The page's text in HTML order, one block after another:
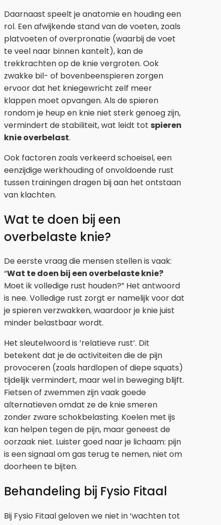
Daarnaast speelt je anatomie en houding een
rol. Een afwijkende stand van de voeten, zoals
platvoeten of overpronatie (waarbij de voet
te veel naar binnen kantelt), kan de
trekkrachten op de knie vergroten. Ook
zwakke bil- of bovenbeenspieren zorgen
ervoor dat het kniegewricht zelf meer
klappen moet opvangen. Als de spieren
rondom je heup en knie niet sterk genoeg zijn,
vermindert de stabiliteit, wat leidt tot spieren
knie overbelast.
Ook factoren zoals verkeerd schoeisel, een
eenzijdige werkhouding of onvoldoende rust
tussen trainingen dragen bij aan het ontstaan
van klachten.
Wat te doen bij een
overbelaste knie?
De eerste vraag die mensen stellen is vaak:
“Wat te doen bij een overbelaste knie?
Moet ik volledige rust houden?” Het antwoord
is nee. Volledige rust zorgt er namelijk voor dat
je spieren verzwakken, waardoor je knie juist
minder belastbaar wordt.
Het sleutelwoord is ‘relatieve rust’. Dit
betekent dat je de activiteiten die de pijn
provoceren (zoals hardlopen of diepe squats)
tijdelijk vermindert, maar wel in beweging blijft.
Fietsen of zwemmen zijn vaak goede
alternatieven omdat ze de knie smeren
zonder zware schokbelasting. Koelen met ijs
kan helpen tegen de pijn, maar geneest de
oorzaak niet. Luister goed naar je lichaam: pijn
is een signaal om gas terug te nemen, niet om
doorheen te bijten.
Behandeling bij Fysio Fitaal
Bij Fysio Fitaal geloven we niet in ‘wachten tot